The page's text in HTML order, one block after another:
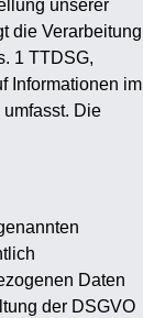
unserer
die Verarbeitung
1 TTDSG,
Informationen im
Die
Daten
der DSGVO